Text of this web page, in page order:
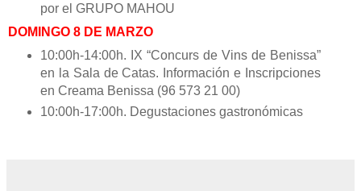
por el GRUPO MAHOU
DOMINGO 8 DE MARZO
10:00h-14:00h. IX “Concurs de Vins de Benissa”
en la Sala de Catas. Información e Inscripciones
en Creama Benissa (96 573 21 00)
10:00h-17:00h. Degustaciones gastronómicas